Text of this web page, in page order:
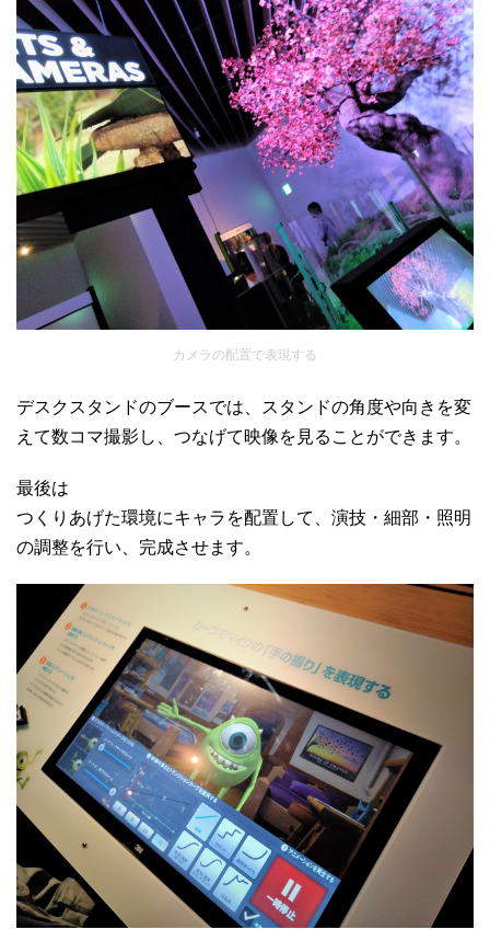
カメラの配置で表現する
デスクスタンドのブースでは、スタンドの角度や向きを変
えて数コマ撮影し、つなげて映像を見ることができます。
最後は
つくりあげた環境にキャラを配置して、演技・細部・照明
の調整を行い、完成させます。